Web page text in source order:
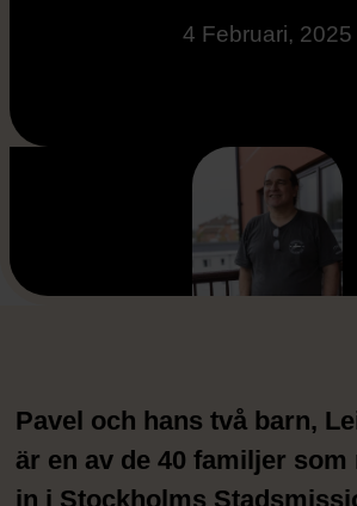
4 Februari, 2025
Pavel och hans två barn,
är en av de 40 familjer
in i Stockholms